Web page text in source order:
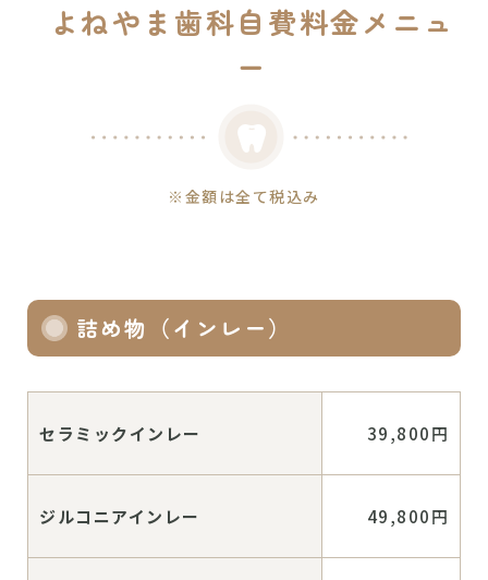
よねやま歯科自費料金メニュ
ー
※金額は全て税込み
詰め物（インレー）
セラミックインレー 39,800円
ジルコニアインレー 49,800円